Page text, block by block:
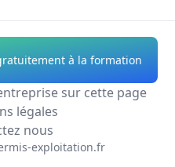
ExploitationAlpes-
de-Haute-Provence
Formation Permis
Exploitation Hautes-
à la formation
sur cette page
légales
nous
exploitation.fr